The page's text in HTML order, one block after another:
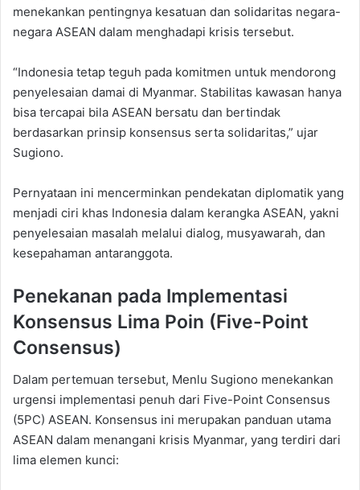
menekankan pentingnya kesatuan dan solidaritas negara-
negara ASEAN dalam menghadapi krisis tersebut.
“Indonesia tetap teguh pada komitmen untuk mendorong
penyelesaian damai di Myanmar. Stabilitas kawasan hanya
bisa tercapai bila ASEAN bersatu dan bertindak
berdasarkan prinsip konsensus serta solidaritas,” ujar
Sugiono.
Pernyataan ini mencerminkan pendekatan diplomatik yang
menjadi ciri khas Indonesia dalam kerangka ASEAN, yakni
penyelesaian masalah melalui dialog, musyawarah, dan
kesepahaman antaranggota.
Penekanan pada Implementasi
Konsensus Lima Poin (Five-Point
Consensus)
Dalam pertemuan tersebut, Menlu Sugiono menekankan
urgensi implementasi penuh dari Five-Point Consensus
(5PC) ASEAN. Konsensus ini merupakan panduan utama
ASEAN dalam menangani krisis Myanmar, yang terdiri dari
lima elemen kunci: